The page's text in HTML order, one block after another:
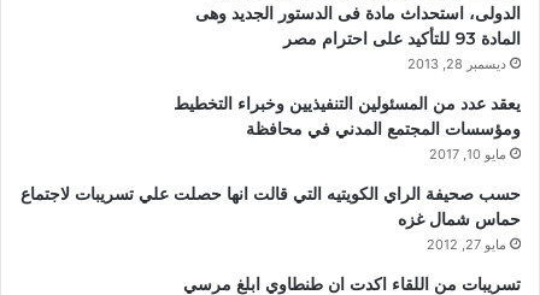
الدولى، استحداث مادة فى الدستور الجديد وهى
المادة 93 للتأكيد على احترام مصر
ديسمبر 28, 2013
يعقد عدد من المسئولين التنفيذيين وخبراء التخطيط
ومؤسسات المجتمع المدني في محافظة
مايو 10, 2017
حسب صحيفة الراي الكويتيه التي قالت انها حصلت علي تسريبات لاجتماع
حماس شمال غزه
مايو 27, 2012
تسريبات من اللقاء اكدت ان طنطاوي ابلغ مرسي